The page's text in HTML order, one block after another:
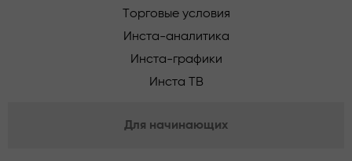
Торговые условия
Инста-аналитика
Инста-графики
Инста ТВ
Для начинающих